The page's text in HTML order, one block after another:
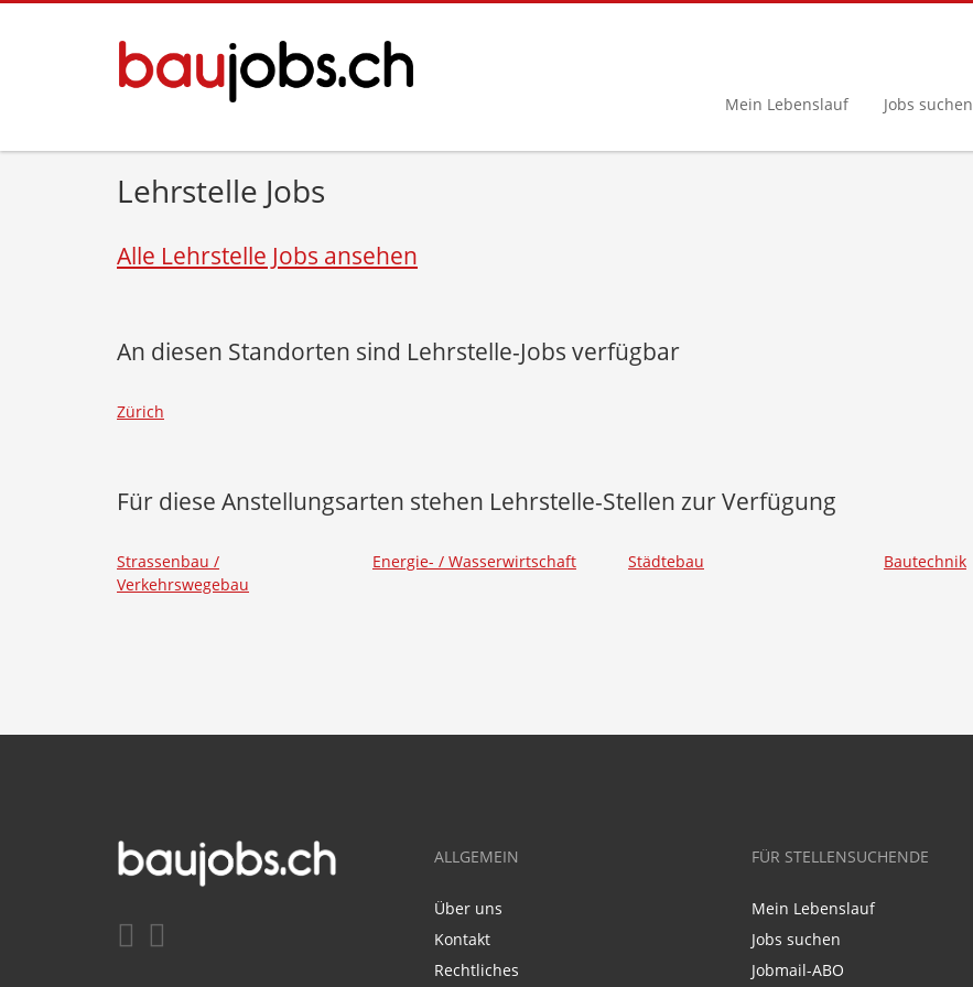
Mein Lebenslauf Jobs suchen
Lehrstelle Jobs
Alle Lehrstelle Jobs ansehen
An diesen Standorten sind Lehrstelle-Jobs verfügbar
Zürich
Für diese Anstellungsarten stehen Lehrstelle-Stellen zur Verfügung
Strassenbau /
Verkehrswegebau
Energie- / Wasserwirtschaft Städtebau Bautechnik
ALLGEMEIN
Über uns
Kontakt
Rechtliches
FÜR STELLENSUCHENDE
Mein Lebenslauf
Jobs suchen
Jobmail-ABO